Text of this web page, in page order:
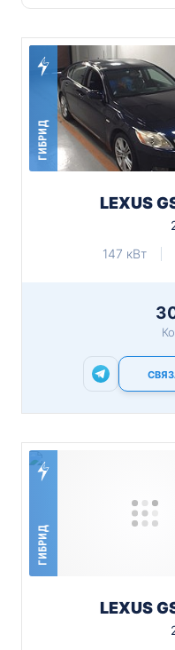
ГИБРИД
LEXUS
147 кВт
ГИБРИД
LEXUS